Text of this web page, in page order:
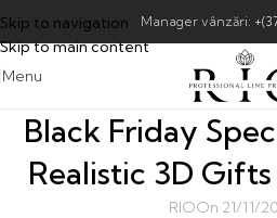
Skip to navigation
Skip to main content
Manager vânzări:
Menu
Black Friday
Realistic 3D
RIOOn 21/11/